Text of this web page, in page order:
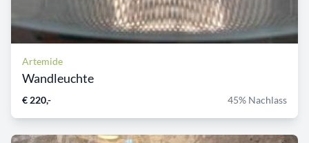
Artemide
Wandleuchte
€ 220,- 45% Nachlass